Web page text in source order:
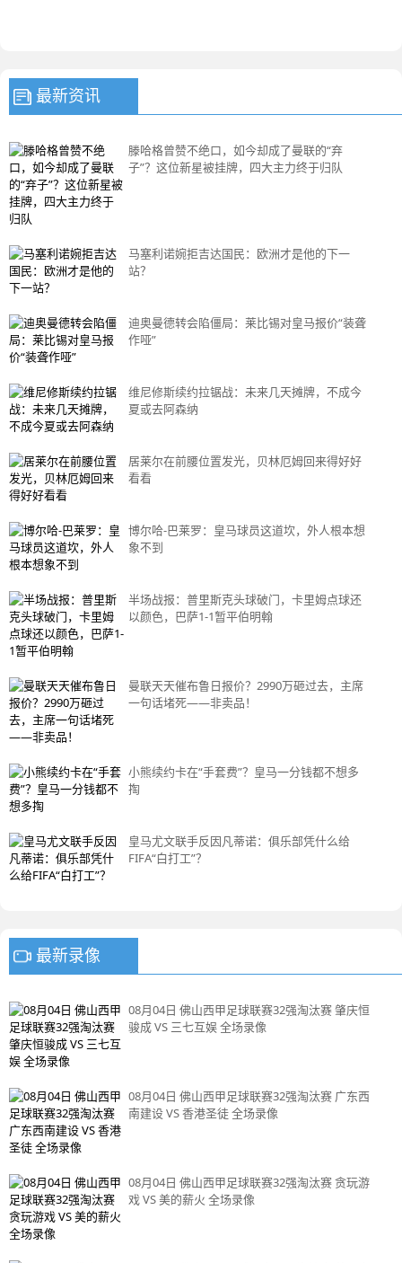
最新资讯
滕哈格曾赞不绝口，如今却成了曼联的“弃
子”？这位新星被挂牌，四大主力终于归队
马塞利诺婉拒吉达国民：欧洲才是他的下一
站？
迪奥曼德转会陷僵局：莱比锡对皇马报价“装聋
作哑”
维尼修斯续约拉锯战：未来几天摊牌，不成今
夏或去阿森纳
居莱尔在前腰位置发光，贝林厄姆回来得好好
看看
博尔哈-巴莱罗：皇马球员这道坎，外人根本想
象不到
半场战报：普里斯克头球破门，卡里姆点球还
以颜色，巴萨1-1暂平伯明翰
曼联天天催布鲁日报价？2990万砸过去，主席
一句话堵死——非卖品！
小熊续约卡在“手套费”？皇马一分钱都不想多
掏
皇马尤文联手反因凡蒂诺：俱乐部凭什么给
FIFA“白打工”？
最新录像
08月04日 佛山西甲足球联赛32强淘汰赛 肇庆恒
骏成 VS 三七互娱 全场录像
08月04日 佛山西甲足球联赛32强淘汰赛 广东西
南建设 VS 香港圣徒 全场录像
08月04日 佛山西甲足球联赛32强淘汰赛 贪玩游
戏 VS 美的薪火 全场录像